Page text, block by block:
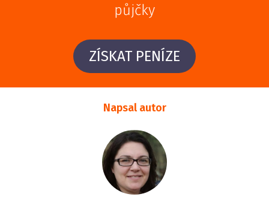
půjčky
ZÍSKAT PENÍZE
Napsal autor